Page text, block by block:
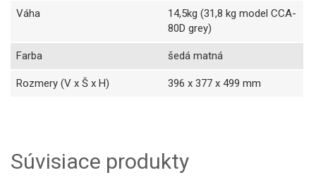
Váha
14,5kg (31,8 kg model CCA-
80D grey)
Farba šedá matná
Rozmery (V x Š x H) 396 x 377 x 499 mm
Súvisiace produkty